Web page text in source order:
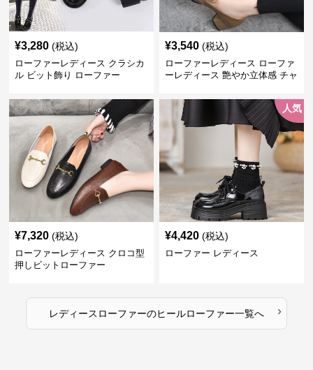
¥3,280 (税込)
ローファーレディース クラシカ
ル ビット飾り ローファー
¥3,540 (税込)
ローファーレディース ローファ
ーレディース 艶やか立体感 チャ
¥7,320 (税込)
ローファーレディース クロコ型
押しビットローファー
人気
¥4,420 (税込)
ローファー レディース
レディースローファーのヒールローファー一覧へ ›